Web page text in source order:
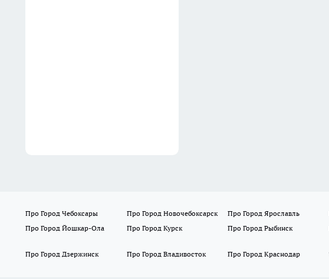
Про Город Чебоксары Про Город Новочебоксарск Про Город Ярославль
Про Город Йошкар-Ола
Про Город Курск Про Город Рыбинск
Про Город Дзержинск
Про Город Владивосток Про Город Краснодар